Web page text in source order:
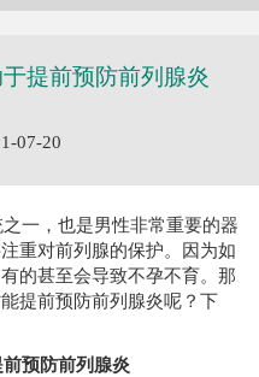
提前预防前列腺炎
07-20
一，也是男性非常重要的器
重对前列腺的保护。因为如
的甚至会导致不孕不育。那
提前预防前列腺炎呢？下
预防前列腺炎